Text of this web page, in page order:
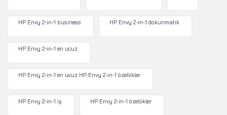
HP Envy 2-in-1 business HP Envy 2-in-1 dokunmatik
HP Envy 2-in-1 en ucuz
HP Envy 2-in-1 en ucuz HP Envy 2-in-1 özellikler
HP Envy 2-in-1 iş HP Envy 2-in-1 özellikler